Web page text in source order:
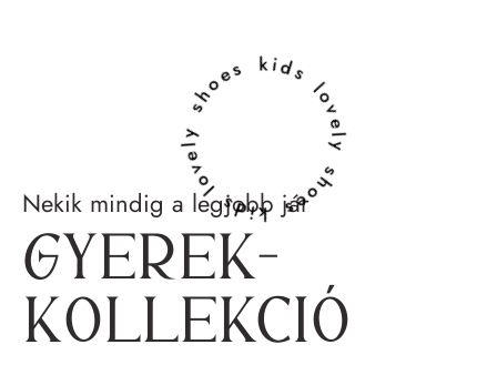
Nekik mindig a legjobb jár
Gyerek­
kollekció
lovely shoes kids lovely shoes kids